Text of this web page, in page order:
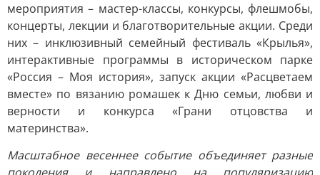
мероприятия – мастер-классы, конкурсы, флешмобы,
концерты, лекции и благотворительные акции. Среди
них – инклюзивный семейный фестиваль «Крылья»,
интерактивные программы в историческом парке
«Россия – Моя история», запуск акции «Расцветаем
вместе» по вязанию ромашек к Дню семьи, любви и
верности и конкурса «Грани отцовства и
материнства».
Масштабное весеннее событие объединяет разные